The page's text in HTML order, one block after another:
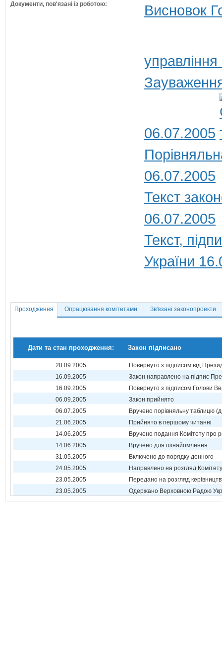
Документи, пов'язані із роботою: Висновок
06.07.2005
06.07.2005
Текст
06.07.2005
Текст,
України
Проходження Опрацювання комітетами Зв'язані законопроекти
Дати та стан проходження: Закон підписано
28.09.2005
Повернуто з підписом від
16.09.2005
Закон направлено на підпис
16.09.2005
Повернуто з підписом Голови
06.09.2005
Закон прийнято
06.07.2005
Вручено порівняльну таблицю
21.06.2005
Прийнято в першому читанні
14.06.2005
Вручено подання Комітету про
14.06.2005
Вручено для ознайомлення
31.05.2005
Включено до порядку денного
24.05.2005
Направлено на розгляд Комітету
23.05.2005
Передано на розгляд
23.05.2005
Одержано Верховною Радою